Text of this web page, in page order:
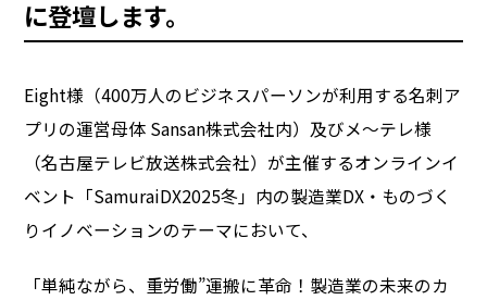
に登壇します。
Eight様（400万人のビジネスパーソンが利用する名刺ア
プリの運営母体 Sansan株式会社内）及びメ〜テレ様
（名古屋テレビ放送株式会社）が主催するオンラインイ
ベント「SamuraiDX2025冬」内の製造業DX・ものづく
りイノベーションのテーマにおいて、
「単純ながら、重労働”運搬に革命！製造業の未来のカ